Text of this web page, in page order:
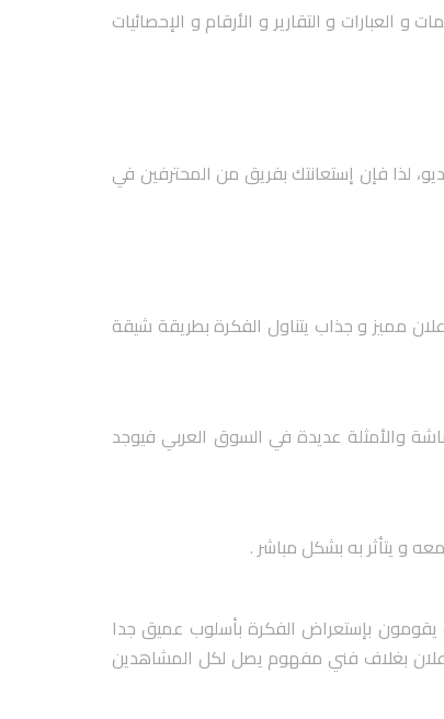
و التقارير و الأرقام و الإحصائيات
لذا فإن إستعانتك بفريق من المحترفين في
مميز و جذاب يتناول الفكرة بطريقة شيقة
والأمثلة عديدة في السوق العربي فيوجد
و يتأثر به بشكل مباشر .
يقومون بإستعراض الفكرة بأسلوب عميق جدا
بغلاف فني مفهوم يصل لكل المشاهدين